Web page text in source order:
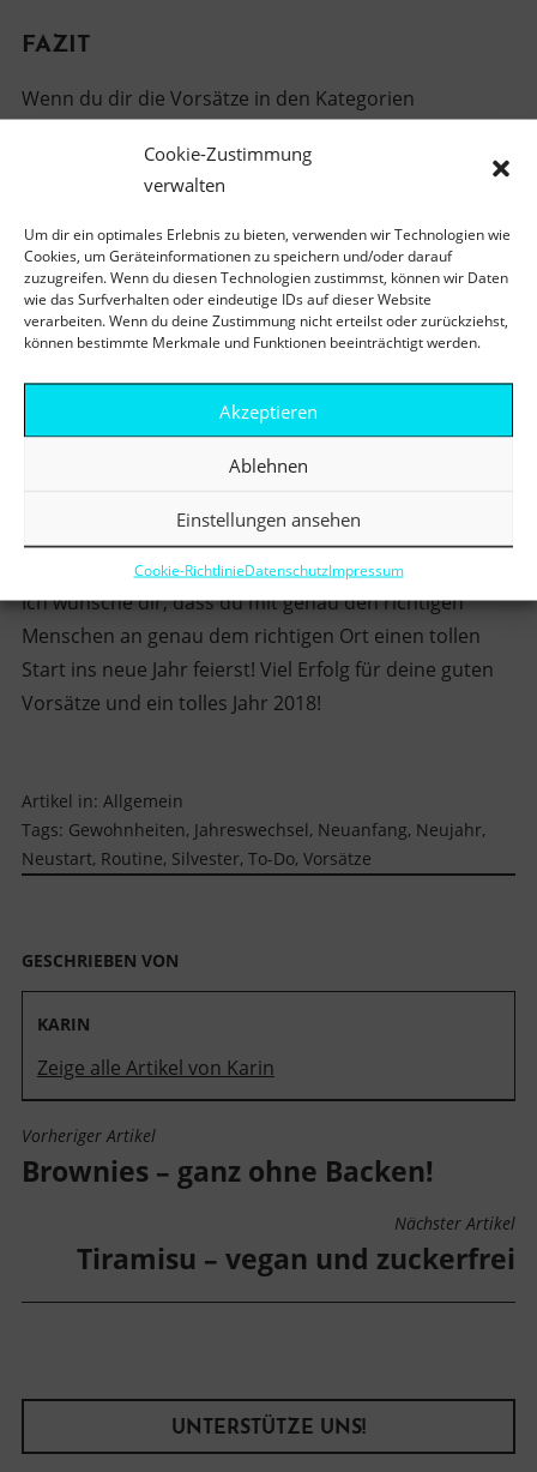
Cookie-Zustimmung
verwalten
Um dir ein optimales Erlebnis zu bieten, verwenden wir Technologien wie
Cookies, um Geräteinformationen zu speichern und/oder darauf
zuzugreifen. Wenn du diesen Technologien zustimmst, können wir Daten
wie das Surfverhalten oder eindeutige IDs auf dieser Website
verarbeiten. Wenn du deine Zustimmung nicht erteilst oder zurückziehst,
können bestimmte Merkmale und Funktionen beeinträchtigt werden.
Akzeptieren
Ablehnen
Einstellungen ansehen
Cookie-RichtlinieDatenschutzImpressum
FAZIT
Wenn du dir die Vorsätze in den Kategorien
ausgeglichenen Geflecht zusammensetzt, sind die
Chancen, dass du erreichst, was du dir vorgenommen
hast, viel größer. Außerdem werden dir deine
Prioritäten viel klarer! Niemand kann ein
ausgeglichenes Leben führen, ohne sich Prioritäten zu
setzen und diese Prioritäten auch zu leben, d.h. voll
Augen zu führen, dass nicht alles auf einmal geht und
dass man für neue Dinge oftmals alten Dingen den
Laufpass geben muss – unsere Zeit ist begrenzt! Sei
Dinge genügend Zeit.
Ich wünsche dir, dass du mit genau den richtigen
Menschen an genau dem richtigen Ort einen tollen
Start ins neue Jahr feierst! Viel Erfolg für deine guten
Vorsätze und ein tolles Jahr 2018!
Artikel in: Allgemein
Tags: Gewohnheiten, Jahreswechsel, Neuanfang, Neujahr,
Neustart, Routine, Silvester, To-Do, Vorsätze
GESCHRIEBEN VON
KARIN
Zeige alle Artikel von Karin
BEITRAGSNAVIGATION
Vorheriger Artikel
Brownies – ganz ohne Backen!
Nächster Artikel
Tiramisu – vegan und zuckerfrei
UNTERSTÜTZE UNS!